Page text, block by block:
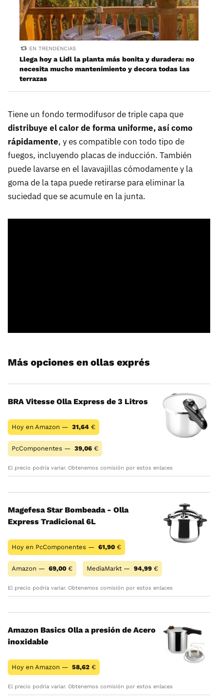
EN TRENDENCIAS
Llega hoy a Lidl la planta más bonita y duradera: no
necesita mucho mantenimiento y decora todas las
terrazas
Tiene un fondo termodifusor de triple capa que
distribuye el calor de forma uniforme, así como
rápidamente, y es compatible con todo tipo de
fuegos, incluyendo placas de inducción. También
puede lavarse en el lavavajillas cómodamente y la
goma de la tapa puede retirarse para eliminar la
suciedad que se acumule en la junta.
Más opciones en ollas exprés
BRA Vitesse Olla Express de 3 Litros
Hoy en Amazon — 31,64 €
PcComponentes — 39,06 €
El precio podría variar. Obtenemos comisión por estos enlaces
Magefesa Star Bombeada - Olla
Express Tradicional 6L
Hoy en PcComponentes — 61,90 €
Amazon — 69,00 € MediaMarkt — 94,99 €
El precio podría variar. Obtenemos comisión por estos enlaces
Amazon Basics Olla a presión de Acero
inoxidable
Hoy en Amazon — 58,62 €
El precio podría variar. Obtenemos comisión por estos enlaces